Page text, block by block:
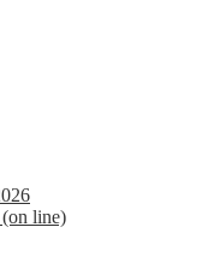
line)